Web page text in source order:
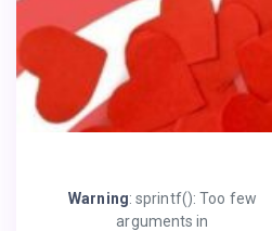
Warning: sprintf(): Too few
arguments in